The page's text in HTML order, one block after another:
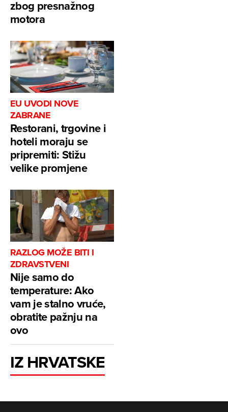
zbog presnažnog
motora
EU UVODI NOVE
ZABRANE
Restorani, trgovine i
hoteli moraju se
pripremiti: Stižu
velike promjene
RAZLOG MOŽE BITI I
ZDRAVSTVENI
Nije samo do
temperature: Ako
vam je stalno vruće,
obratite pažnju na
ovo
IZ HRVATSKE